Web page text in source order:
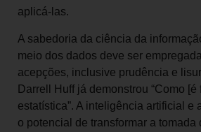
aplicá-las.
A sabedoria da ciência da
meio dos dados deve ser
acepções, inclusive prudência e
Darrell Huff já demonstrou “Como
estatística”. A inteligência artificial e
o potencial de transformar a tomada